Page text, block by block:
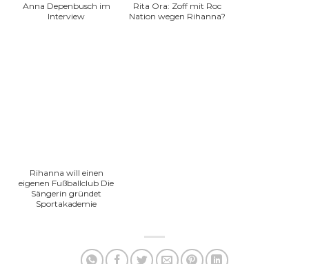
Anna Depenbusch im
Interview
Rita Ora: Zoff mit Roc
Nation wegen Rihanna?
Rihanna will einen
eigenen Fußballclub Die
Sängerin gründet
Sportakademie